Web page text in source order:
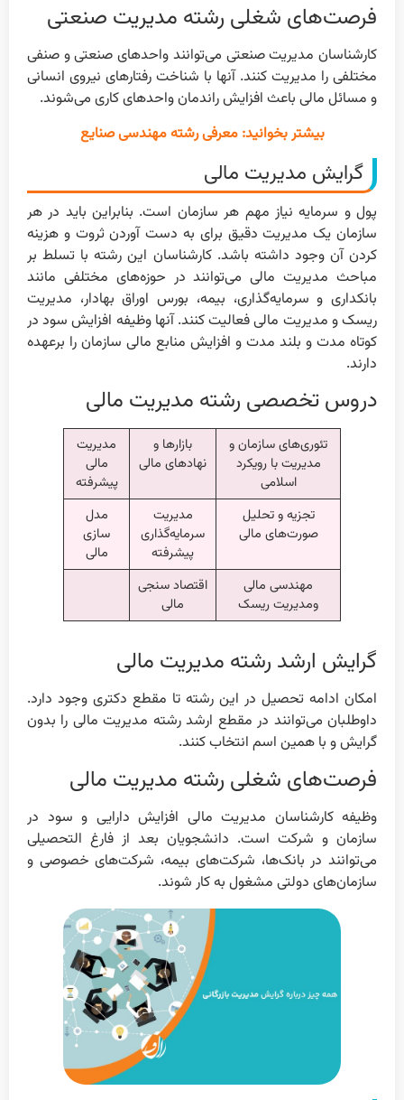
فرصت‌های شغلی رشته مدیریت صنعتی
کارشناسان مدیریت صنعتی می‌توانند واحدهای صنعتی و صنفی
مختلفی را مدیریت کنند. آنها با شناخت رفتارهای نیروی انسانی
و مسائل مالی باعث افزایش راندمان واحدهای کاری می‌شوند.
بیشتر بخوانید: معرفی رشته مهندسی صنایع
گرایش مدیریت مالی
پول و سرمایه نیاز مهم هر سازمان است. بنابراین باید در هر
سازمان یک مدیریت دقیق برای به دست آوردن ثروت و هزینه
کردن آن وجود داشته باشد. کارشناسان این رشته با تسلط بر
مباحث مدیریت مالی می‌توانند در حوزه‌های مختلفی مانند
بانکداری و سرمایه‌گذاری، بیمه، بورس اوراق بهادار، مدیریت
ریسک و مدیریت مالی فعالیت کنند. آنها وظیفه افزایش سود در
کوتاه مدت و بلند مدت و افزایش منابع مالی سازمان را برعهده
دارند.
دروس تخصصی رشته مدیریت مالی
تئوری‌های سازمان و
مدیریت با رویکرد
اسلامی
بازارها و
نهادهای مالی
مدیریت
مالی
پیشرفته
تجزیه و تحلیل
صورت‌های مالی
مدیریت
سرمایه‌گذاری
پیشرفته
مدل
سازی
مالی
مهندسی مالی
ومدیریت ریسک
اقتصاد سنجی
مالی
گرایش ارشد رشته مدیریت مالی
امکان ادامه تحصیل در این رشته تا مقطع دکتری وجود دارد.
داوطلبان می‌توانند در مقطع ارشد رشته مدیریت مالی را بدون
گرایش و با همین اسم انتخاب کنند.
فرصت‌های شغلی رشته مدیریت مالی
وظیفه کارشناسان مدیریت مالی افزایش دارایی و سود در
سازمان و شرکت است. دانشجویان بعد از فارغ التحصیلی
می‌توانند در بانک‌ها، شرکت‌های بیمه، شرکت‌های خصوصی و
سازمان‌های دولتی مشغول به کار شوند.